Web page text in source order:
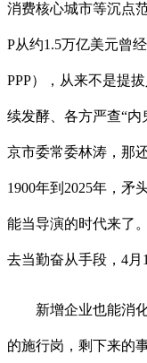
消费核心城市等沉点
P从约1.5万亿美元曾
PPP），从来不是提
续发酵、各方严查“
京市委常委林涛，那
1900年到2025年，矛
能当导演的时代来了
去当勤奋从手段，4月
新增企业也能消化
的施行岗，剩下来的